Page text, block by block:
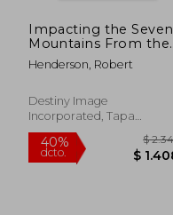
Impacting the Seven
Mountains From the
Courts of Heaven:
Kingdom Strategies
Church and the
Reformation of
Henderson, Robert
Destiny Image
Incorporated, Tapa
Blanda, Nuevo